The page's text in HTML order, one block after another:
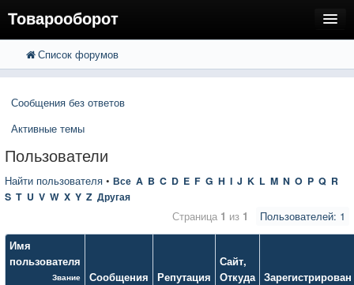
Товарооборот
FAQ
Вход
Расширенный поиск
Список форумов
Сообщения без ответов
Активные темы
Пользователи
Найти пользователя • Все A B C D E F G H I J K L M N O P Q R
S T U V W X Y Z Другая
Пользователей: 1
Страница 1 из 1
Имя
пользователя
Звание Сообщения Репутация
Сайт,
Откуда Зарегистрирован